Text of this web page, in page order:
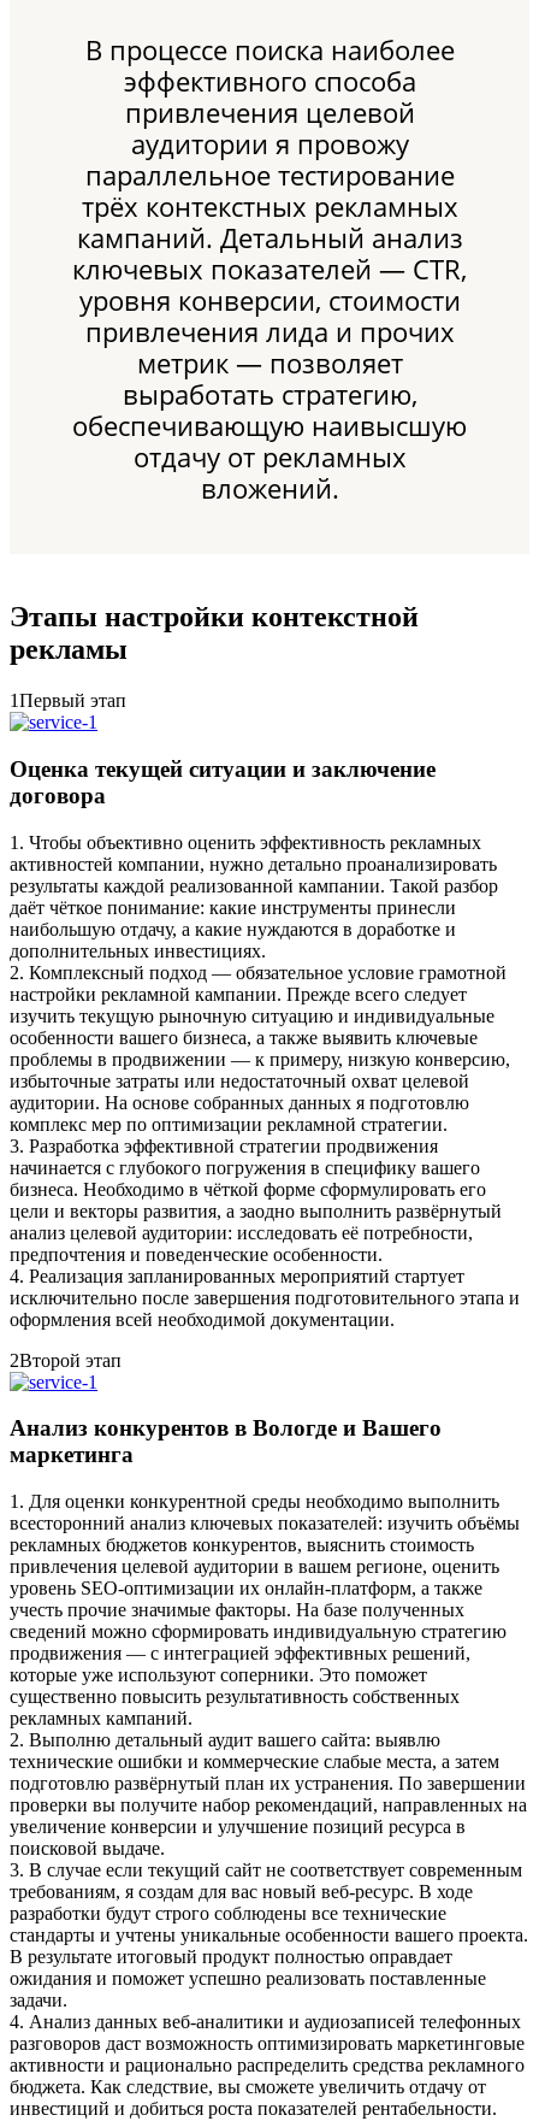
В процессе поиска наиболее
эффективного способа
привлечения целевой
аудитории я провожу
параллельное тестирование
трёх контекстных рекламных
кампаний. Детальный анализ
ключевых показателей — CTR,
уровня конверсии, стоимости
привлечения лида и прочих
метрик — позволяет
выработать стратегию,
обеспечивающую наивысшую
отдачу от рекламных
вложений.
Этапы настройки контекстной
рекламы
1Первый этап
Оценка текущей ситуации и заключение
договора
1. Чтобы объективно оценить эффективность рекламных
активностей компании, нужно детально проанализировать
результаты каждой реализованной кампании. Такой разбор
даёт чёткое понимание: какие инструменты принесли
наибольшую отдачу, а какие нуждаются в доработке и
дополнительных инвестициях.
2. Комплексный подход — обязательное условие грамотной
настройки рекламной кампании. Прежде всего следует
изучить текущую рыночную ситуацию и индивидуальные
особенности вашего бизнеса, а также выявить ключевые
проблемы в продвижении — к примеру, низкую конверсию,
избыточные затраты или недостаточный охват целевой
аудитории. На основе собранных данных я подготовлю
комплекс мер по оптимизации рекламной стратегии.
3. Разработка эффективной стратегии продвижения
начинается с глубокого погружения в специфику вашего
бизнеса. Необходимо в чёткой форме сформулировать его
цели и векторы развития, а заодно выполнить развёрнутый
анализ целевой аудитории: исследовать её потребности,
предпочтения и поведенческие особенности.
4. Реализация запланированных мероприятий стартует
исключительно после завершения подготовительного этапа и
оформления всей необходимой документации.
2Второй этап
Анализ конкурентов в Вологде и Вашего
маркетинга
1. Для оценки конкурентной среды необходимо выполнить
всесторонний анализ ключевых показателей: изучить объёмы
рекламных бюджетов конкурентов, выяснить стоимость
привлечения целевой аудитории в вашем регионе, оценить
уровень SEO‑оптимизации их онлайн‑платформ, а также
учесть прочие значимые факторы. На базе полученных
сведений можно сформировать индивидуальную стратегию
продвижения — с интеграцией эффективных решений,
которые уже используют соперники. Это поможет
существенно повысить результативность собственных
рекламных кампаний.
2. Выполню детальный аудит вашего сайта: выявлю
технические ошибки и коммерческие слабые места, а затем
подготовлю развёрнутый план их устранения. По завершении
проверки вы получите набор рекомендаций, направленных на
увеличение конверсии и улучшение позиций ресурса в
поисковой выдаче.
3. В случае если текущий сайт не соответствует современным
требованиям, я создам для вас новый веб‑ресурс. В ходе
разработки будут строго соблюдены все технические
стандарты и учтены уникальные особенности вашего проекта.
В результате итоговый продукт полностью оправдает
ожидания и поможет успешно реализовать поставленные
задачи.
4. Анализ данных веб‑аналитики и аудиозаписей телефонных
разговоров даст возможность оптимизировать маркетинговые
активности и рационально распределить средства рекламного
бюджета. Как следствие, вы сможете увеличить отдачу от
инвестиций и добиться роста показателей рентабельности.